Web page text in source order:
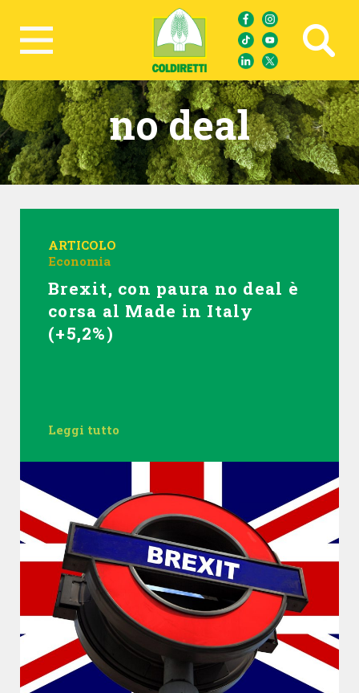
Ricerca avanzata
no deal
ARTICOLO
Economia
Brexit, con paura no deal è
corsa al Made in Italy
(+5,2%)
Leggi tutto